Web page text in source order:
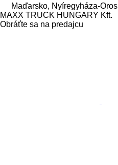
Maďarsko, Nyíregyháza-Oros
MAXX TRUCK HUNGARY Kft.
Obráťte sa na predajcu